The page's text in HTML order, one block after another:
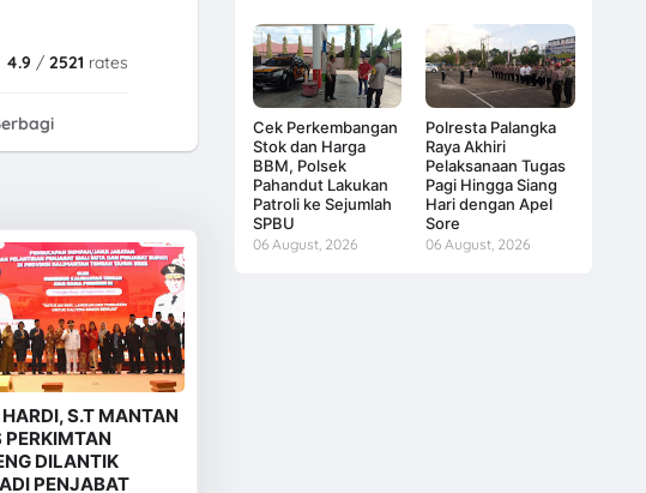
4.9 /2521 rates
HARDI, S.T MANTAN
PERKIMTAN
DILANTIK
PENJABAT
Cek Perkembangan
Stok dan Harga
BBM, Polsek
Pahandut Lakukan
Patroli ke Sejumlah
SPBU
06 August, 2026
Polresta Palangka
Raya Akhiri
Pelaksanaan Tugas
Pagi Hingga Siang
Hari dengan Apel
Sore
06 August, 2026